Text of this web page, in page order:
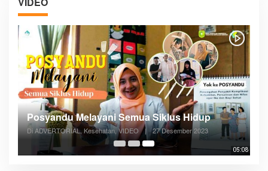
05:08
Posyandu Melayani Semua Siklus Hidup
Di ADVERTORIAL, Kesehatan, VIDEO | 27 Desember 2023